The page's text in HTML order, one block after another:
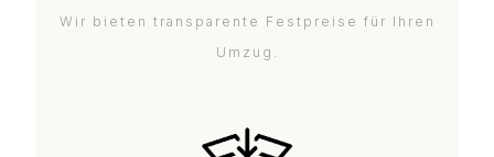
Wir bieten transparente Festpreise für Ihren
Umzug.